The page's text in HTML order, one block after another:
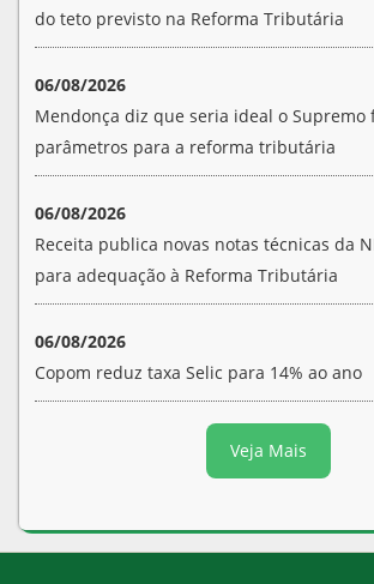
do teto previsto na Reforma Tributária
06/08/2026
Mendonça diz que seria ideal o Supremo
parâmetros para a reforma tributária
06/08/2026
Receita publica novas notas técnicas da
para adequação à Reforma Tributária
06/08/2026
Copom reduz taxa Selic para 14% ao ano
Veja Mais